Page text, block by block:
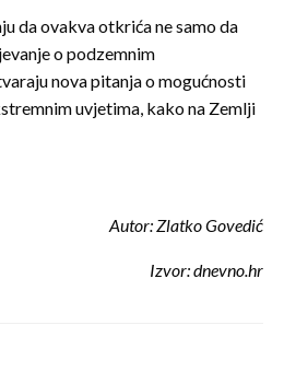
da ovakva otkrića ne samo da
o podzemnim
nova pitanja o mogućnosti
uvjetima, kako na Zemlji
Autor: Zlatko Govedić
Izvor: dnevno.hr